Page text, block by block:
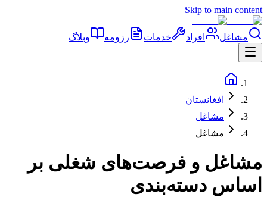
Skip to main content
مشاغل افراد خدمات رزومه وبلاگ
افغانستان
مشاغل
مشاغل
مشاغل و فرصت‌های شغلی بر
اساس دسته‌بندی